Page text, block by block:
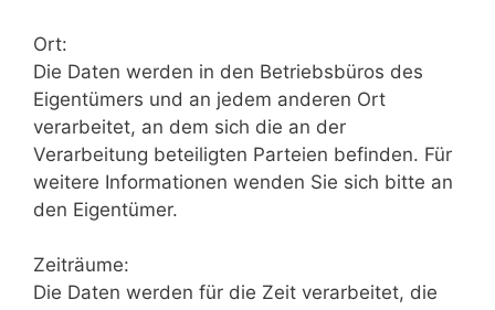
Ort:
Die Daten werden in den Betriebsbüros des
Eigentümers und an jedem anderen Ort
verarbeitet, an dem sich die an der
Verarbeitung beteiligten Parteien befinden. Für
weitere Informationen wenden Sie sich bitte an
den Eigentümer.
Zeiträume:
Die Daten werden für die Zeit verarbeitet, die